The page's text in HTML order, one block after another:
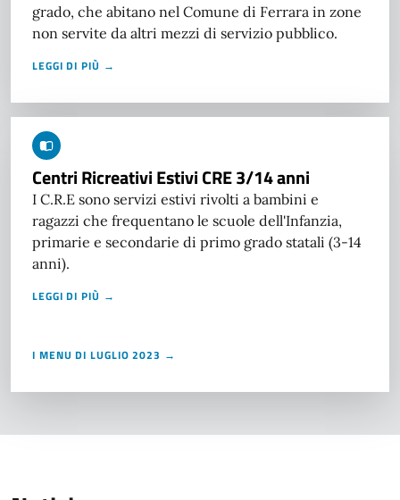
grado, che abitano nel Comune di Ferrara in zone
non servite da altri mezzi di servizio pubblico.
LEGGI DI PIÙ →
Centri Ricreativi Estivi CRE 3/14 anni
I C.R.E sono servizi estivi rivolti a bambini e
ragazzi che frequentano le scuole dell'Infanzia,
primarie e secondarie di primo grado statali (3-14
anni).
LEGGI DI PIÙ →
I MENU DI LUGLIO 2023 →